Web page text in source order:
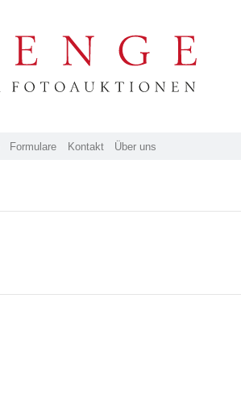
Formulare Kontakt Über uns